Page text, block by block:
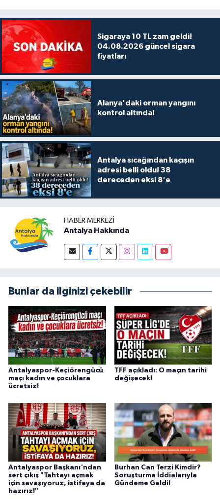
Sigaraya 10 TL zam geldi!
04.08.2026 güncel sigara
fiyatları
Alanya'daki orman yangını
kontrol altında!
Antalya sıcağından kaçışın
adresi belli oldu! 38
dereceden eksi 8'e
HABER MERKEZI
Antalya Hakkında
Bunlar da ilginizi çekebilir
Antalyaspor-Keçiörengücü
maçı kadın ve çocuklara
ücretsiz!
TFF açıkladı: O maçın tarihi
değişecek!
Antalyaspor Başkanı'ndan
sert çıkış "Tahtayı açmak
için savaşıyoruz, istifaya da
hazırız!"
Burhan Can Terzi Kimdir?
Soruşturma İddialarıyla
Gündeme Geldi!